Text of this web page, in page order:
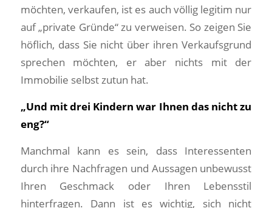
möchten, verkaufen, ist es auch völlig legitim nur
auf „private Gründe“ zu verweisen. So zeigen Sie
höflich, dass Sie nicht über ihren Verkaufsgrund
sprechen möchten, er aber nichts mit der
Immobilie selbst zutun hat.
„Und mit drei Kindern war Ihnen das nicht zu
eng?“
Manchmal kann es sein, dass Interessenten
durch ihre Nachfragen und Aussagen unbewusst
Ihren Geschmack oder Ihren Lebensstil
hinterfragen. Dann ist es wichtig, sich nicht